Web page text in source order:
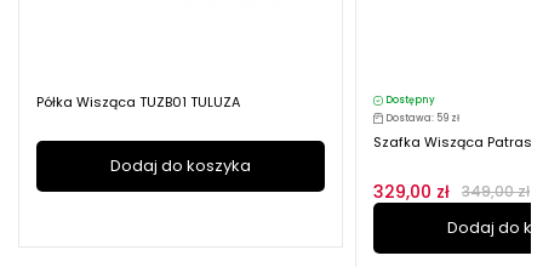
Półka Wisząca TUZB01 TULUZA
Dodaj do koszyka
Dostępny
Dostawa: 59 zł
Szafka Wisząca Patras
329,00 zł 349,00 zł
Dodaj do